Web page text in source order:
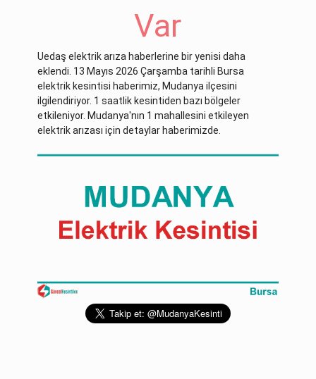
Var
Uedaş elektrik arıza haberlerine bir yenisi daha
eklendi. 13 Mayıs 2026 Çarşamba tarihli Bursa
elektrik kesintisi haberimiz, Mudanya ilçesini
ilgilendiriyor. 1 saatlik kesintiden bazı bölgeler
etkileniyor. Mudanya'nın 1 mahallesini etkileyen
elektrik arızası için detaylar haberimizde.